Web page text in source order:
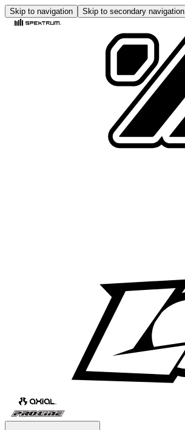
Skip to navigation Skip to secondary navigation